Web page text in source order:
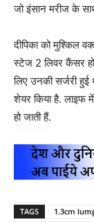
जो इंसान मरीज के
दीपिका को मुश्किल
स्टेज 2 लिवर कैंसर
लिए उनकी सर्जरी
शेयर किया है. लाइफ
हो जाती हैं.
TAGS 1.3cm